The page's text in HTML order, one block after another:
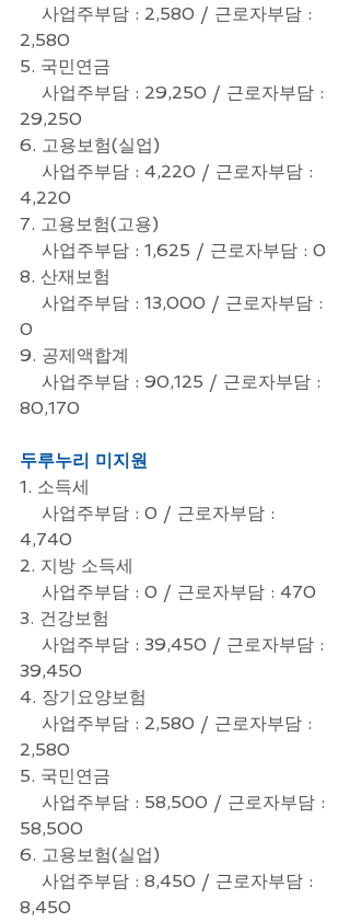
2,580
5. 국민연금
29,250
6. 고용보험(실업)
4,220
7. 고용보험(고용)
    사업주부담 : 1,625 / 근로자부담 : 0
8. 산재보험
0
9. 공제액합계
80,170
두루누리 미지원
1. 소득세
4,740
2. 지방 소득세
    사업주부담 : 0 / 근로자부담 : 470
3. 건강보험
39,450
4. 장기요양보험
2,580
5. 국민연금
58,500
6. 고용보험(실업)
8,450